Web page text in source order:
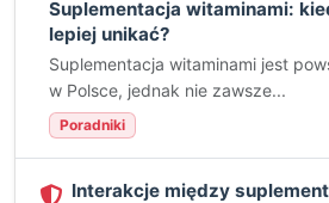
Suplementacja witaminami:
lepiej unikać?
Suplementacja witaminami jest
w Polsce, jednak nie zawsze...
Poradniki
Interakcje między